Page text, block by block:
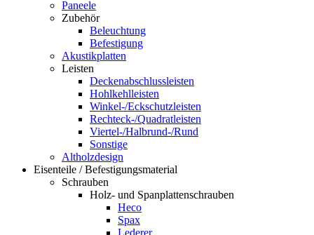
Paneele
Zubehör
Beleuchtung
Befestigung
Akustikplatten
Leisten
Deckenabschlussleisten
Hohlkehlleisten
Winkel-/Eckschutzleisten
Rechteck-/Quadratleisten
Viertel-/Halbrund-/Rund
Sonstige
Altholzdesign
Eisenteile / Befestigungsmaterial
Schrauben
Holz- und Spanplattenschrauben
Heco
Spax